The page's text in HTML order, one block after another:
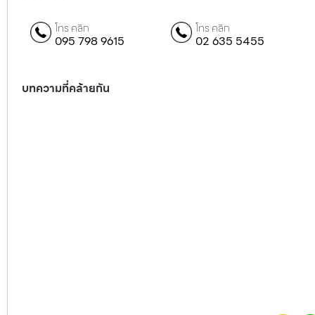
โทร คลิก
095 798 9615
โทร คลิก
02 635 5455
บทความที่คล้ายกัน